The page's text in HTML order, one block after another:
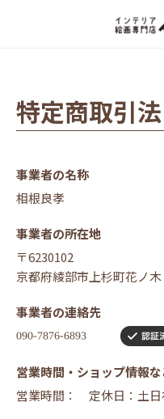
特定商取引
事業者の名称
相根良孝
事業者の所在地
〒6230102
京都府綾部市上杉町花ノ
事業者の連絡先
営業時間・ショップ情報
営業時間： 定休日：土日